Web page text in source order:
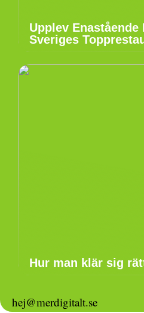
Upplev Enastående
Sveriges
Hur man klär sig
hej@merdigitalt.se